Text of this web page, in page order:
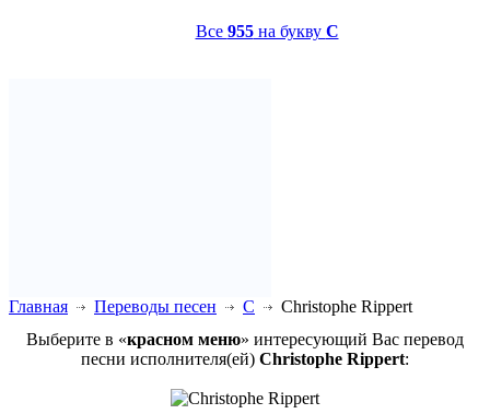
Все 955на букву C
Главная Переводы песен C
Christophe Rippert
Выберите в «красном меню» интересующий Вас перевод
песни исполнителя(ей) Christophe Rippert: